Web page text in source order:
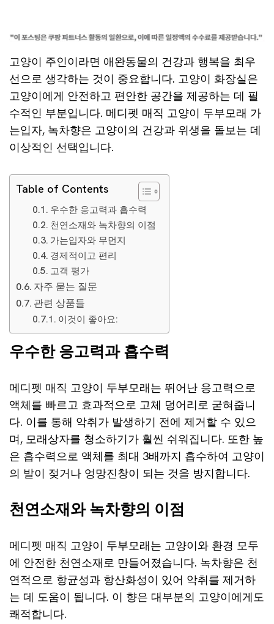
고양이 주인이라면 애완동물의 건강과 행복을 최우
선으로 생각하는 것이 중요합니다. 고양이 화장실은
고양이에게 안전하고 편안한 공간을 제공하는 데 필
수적인 부분입니다. 메디펫 매직 고양이 두부모래 가
는입자, 녹차향은 고양이의 건강과 위생을 돌보는 데
이상적인 선택입니다.
Table of Contents
우수한 응고력과 흡수력
천연소재와 녹차향의 이점
가는입자와 무먼지
경제적이고 편리
고객 평가
자주 묻는 질문
관련 상품들
이것이 좋아요:
우수한 응고력과 흡수력
메디펫 매직 고양이 두부모래는 뛰어난 응고력으로
액체를 빠르고 효과적으로 고체 덩어리로 굳혀줍니
다. 이를 통해 악취가 발생하기 전에 제거할 수 있으
며, 모래상자를 청소하기가 훨씬 쉬워집니다. 또한 높
은 흡수력으로 액체를 최대 3배까지 흡수하여 고양이
의 발이 젖거나 엉망진창이 되는 것을 방지합니다.
천연소재와 녹차향의 이점
메디펫 매직 고양이 두부모래는 고양이와 환경 모두
에 안전한 천연소재로 만들어졌습니다. 녹차향은 천
연적으로 항균성과 항산화성이 있어 악취를 제거하
는 데 도움이 됩니다. 이 향은 대부분의 고양이에게도
쾌적합니다.